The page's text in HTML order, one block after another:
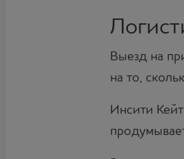
Выезд на
на то,
Инсити